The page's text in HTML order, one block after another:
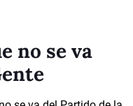
no se va